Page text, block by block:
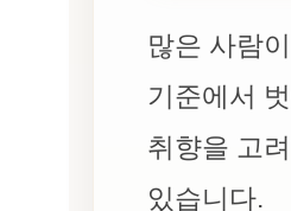
많은 사람
기준에서
취향을 고
있습니다.